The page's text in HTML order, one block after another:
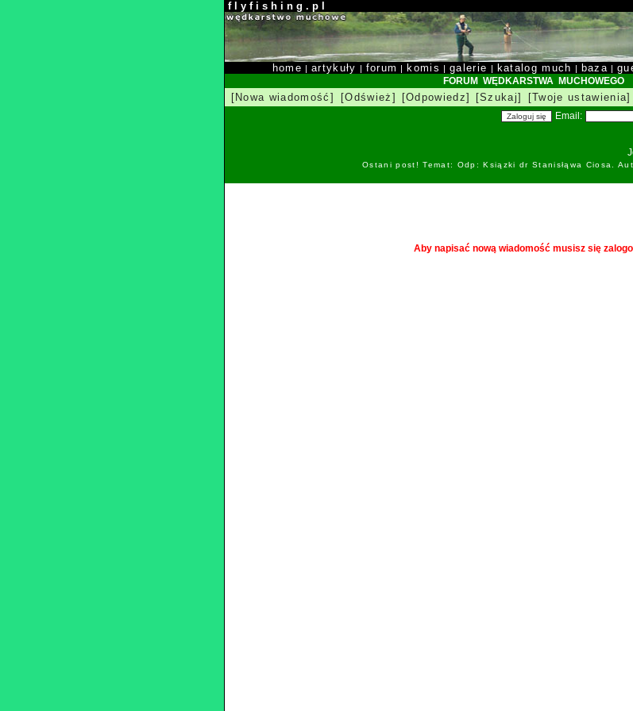
f l y f i s h i n g . p l
home |artykuły | forum | komis |galerie | katalog much | baza |
FORUM WĘDKARSTWA MUCHOWEGO
[Nowa wiadomość] [Odśwież] [Odpowiedz] [Szukaj] [Twoje ustawienia]
Email:
Ostani post! Temat: Odp: Ksiązki dr Stanisłąwa Ciosa.
Aby napisać nową wiadomość musisz się